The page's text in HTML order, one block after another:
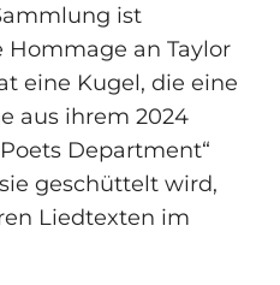
ist
an Taylor
eine Kugel, die eine
aus ihrem 2024
Department“
geschüttelt wird,
Liedtexten im